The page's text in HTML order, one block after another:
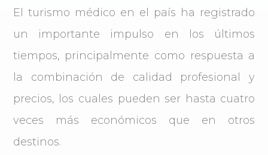
El turismo médico en el país ha registrado
un importante impulso en los últimos
tiempos, principalmente como respuesta a
la combinación de calidad profesional y
precios, los cuales pueden ser hasta cuatro
veces más económicos que en otros
destinos.